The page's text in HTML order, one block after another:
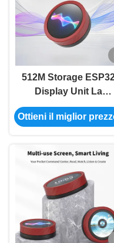
512M Storage
Display Unit La
soluzione definitiva
per i display a
Ottieni il miglior